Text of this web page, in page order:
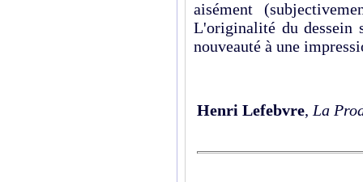
aisément
L'originalité du dessein
nouveauté à une
Henri Lefebvre, La